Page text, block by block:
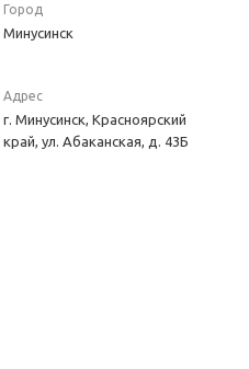
Город
Минусинск
Адрес
г. Минусинск, Красноярский
край, ул. Абаканская, д. 43Б